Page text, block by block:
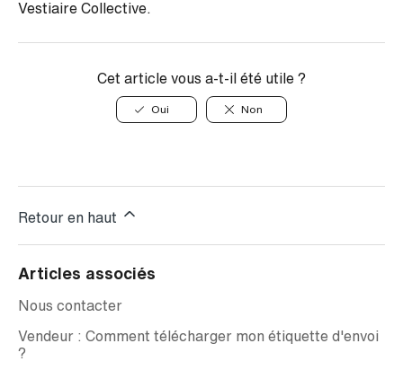
Vestiaire Collective.
Cet article vous a-t-il été utile ?
Oui Non
Retour en haut
Articles associés
Nous contacter
Vendeur : Comment télécharger mon étiquette d'envoi
?